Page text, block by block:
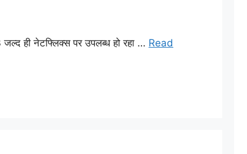
ही नेटफ्लिक्स पर उपलब्ध हो रहा … Read